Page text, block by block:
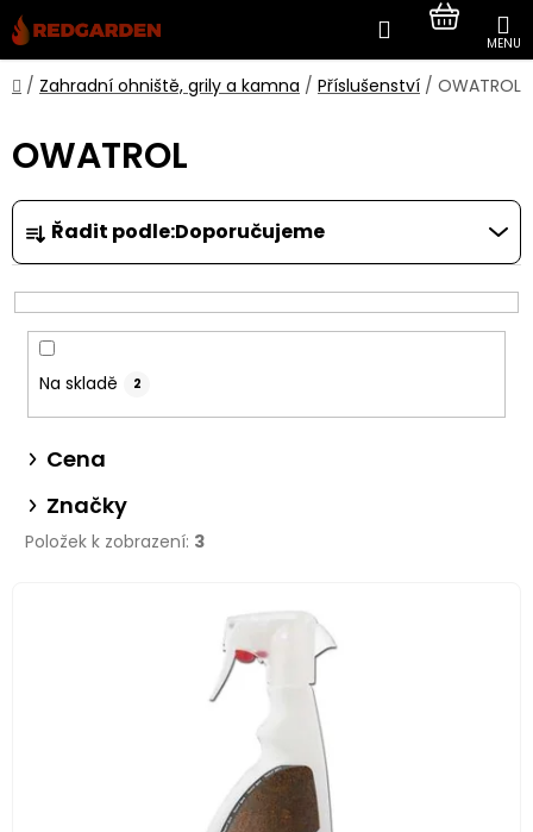
Přejít
na
obsah
Hledat
KOŠÍK
Domů
/ Zahradní ohniště, grily a kamna / Příslušenství / OWATROL
OWATROL
Ř
a
z
e
p
o
d
Řadit podle:Doporučujeme
Na skladě 2
Cena
Značky
Položek k zobrazení: 3